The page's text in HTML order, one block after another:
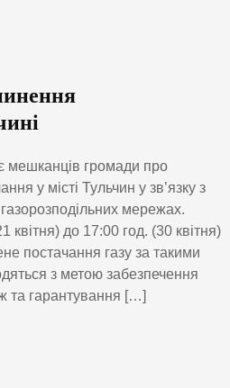
мешканців громади про
у місті Тульчин у зв’язку з
мережах.
квітня) до 17:00 год. (30 квітня)
постачання газу за такими
з метою забезпечення
та гарантування […]